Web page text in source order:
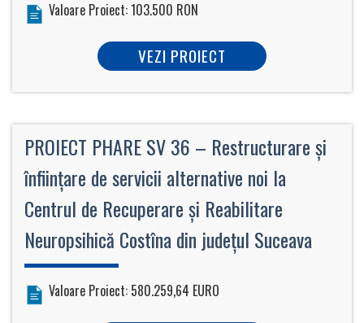
Valoare Proiect: 103.500 RON
VEZI PROIECT
PROIECT PHARE SV 36 – Restructurare şi
înfiinţare de servicii alternative noi la
Centrul de Recuperare şi Reabilitare
Neuropsihică Costîna din judeţul Suceava
Valoare Proiect: 580.259,64 EURO